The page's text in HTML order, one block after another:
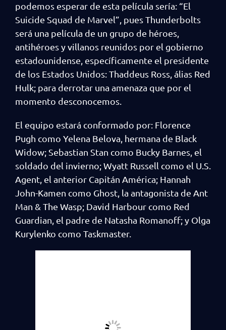
podemos esperar de esta película sería: “El
Suicide Squad de Marvel”, pues Thunderbolts
será una película de un grupo de héroes,
antihéroes y villanos reunidos por el gobierno
estadounidense, específicamente el presidente
de los Estados Unidos: Thaddeus Ross, álias Red
Hulk; para derrotar una amenaza que por el
momento desconocemos.
El equipo estará conformado por: Florence
Pugh como Yelena Belova, hermana de Black
Widow; Sebastian Stan como Bucky Barnes, el
soldado del invierno; Wyatt Russell como el U.S.
Agent, el anterior Capitán América; Hannah
John-Kamen como Ghost, la antagonista de Ant
Man & The Wasp; David Harbour como Red
Guardian, el padre de Natasha Romanoff; y Olga
Kurylenko como Taskmaster.